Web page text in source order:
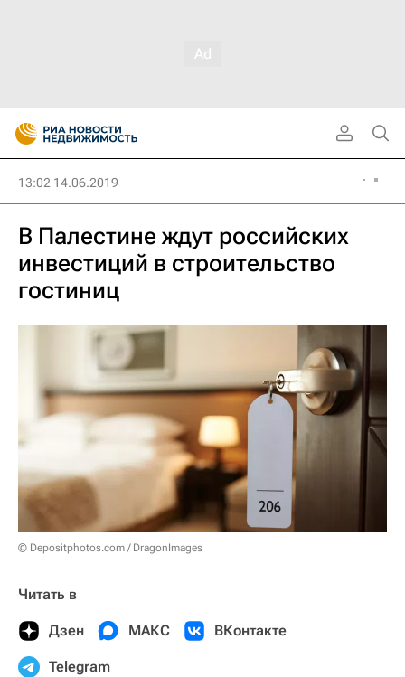
13:02 14.06.2019
В Палестине ждут российских
инвестиций в строительство
гостиниц
© Depositphotos.com / DragonImages
Читать в
Дзен МАКС ВКонтакте
Telegram